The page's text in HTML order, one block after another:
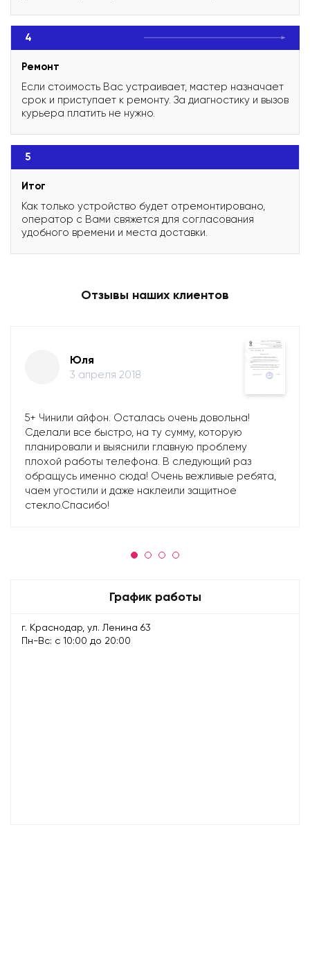
4
Ремонт
Если стоимость Вас устраивает, мастер назначает
срок и приступает к ремонту. За диагностику и вызов
курьера платить не нужно.
5
Итог
Как только устройство будет отремонтировано,
оператор с Вами свяжется для согласования
удобного времени и места доставки.
Отзывы наших клиентов
Юля
3 апреля 2018
5+ Чинили айфон. Осталась очень довольна!
Сделали все быстро, на ту сумму, которую
планировали и выяснили главную проблему
плохой работы телефона. В следующий раз
обращусь именно сюда! Очень вежливые ребята,
чаем угостили и даже наклеили защитное
стекло.Спасибо!
График работы
г. Краснодар, ул. Ленина 63
Пн-Вс: с 10:00 до 20:00